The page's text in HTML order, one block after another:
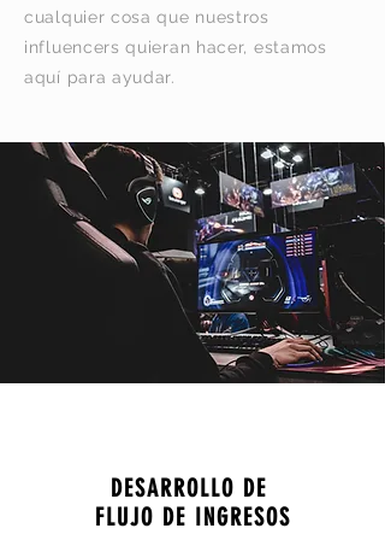
cualquier cosa que nuestros
influencers quieran hacer, estamos
aquí para ayudar.
DESARROLLO DE
FLUJO DE INGRESOS